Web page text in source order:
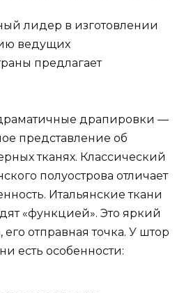
лидер в изготовлении
ведущих
предлагает
драпировки —
представление об
тканях. Классический
полуострова отличает
Итальянские ткани
«функцией». Это яркий
отправная точка. У штор
есть особенности: